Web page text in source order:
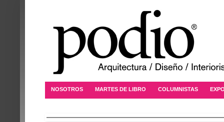
NOSOTROS MARTES DE LIBRO COLUMNISTAS